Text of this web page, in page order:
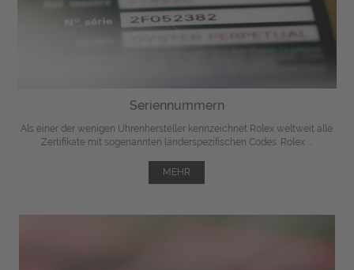
Seriennummern
Als einer der wenigen Uhrenhersteller kennzeichnet Rolex weltweit alle
Zertifikate mit sogenannten länderspezifischen Codes. Rolex ...
MEHR